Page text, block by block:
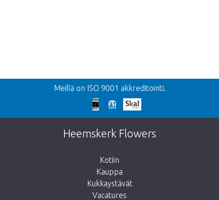
Takaisin
Liian myöhäistä!
Valitettavasti tämä tuote on loppuunmyyty.
Vie minut takaisin kauppaan
Meillä on ISO 9001 akkreditointi.
Heemskerk Flowers
Kotiin
Kauppa
Kukkaystävät
Vacatures